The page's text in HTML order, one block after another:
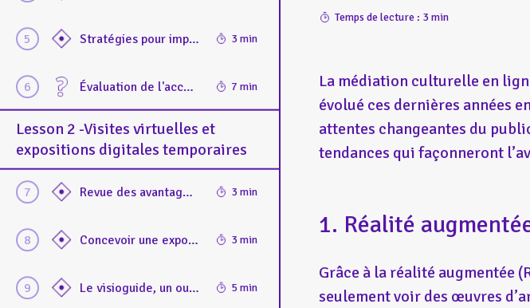
Temps de lecture : 3 min
La médiation culturelle en
évolué ces dernières années
attentes changeantes du
tendances qui façonneront
1. Réalité
Grâce à la réalité augmentée
seulement voir des œuvres
Stratégies pour impliquer des publics éloignés : techniques d'engagement efficaces (personnalisation, approches narratives et interactivité). 3 min
Évaluation de l'accessibilité d'un plan de médiation numérique hors les murs (points forts / points à améliorer) 7 min
Lesson 2 -Visites virtuelles et
expositions digitales temporaires
Revue des avantages, des défis et des bonnes pratiques en matière de visites virtuelles et d'expositions en 3D 3 min
Concevoir une exposition en ligne pour capter et maintenir l'attention d'un public distant 3 min
Le visioguide, un outil à destination des publics sourds et malentendants 5 min